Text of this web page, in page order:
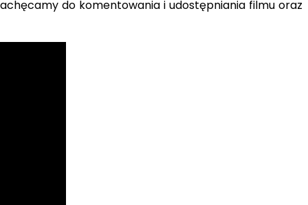
do komentowania i udostępniania filmu oraz